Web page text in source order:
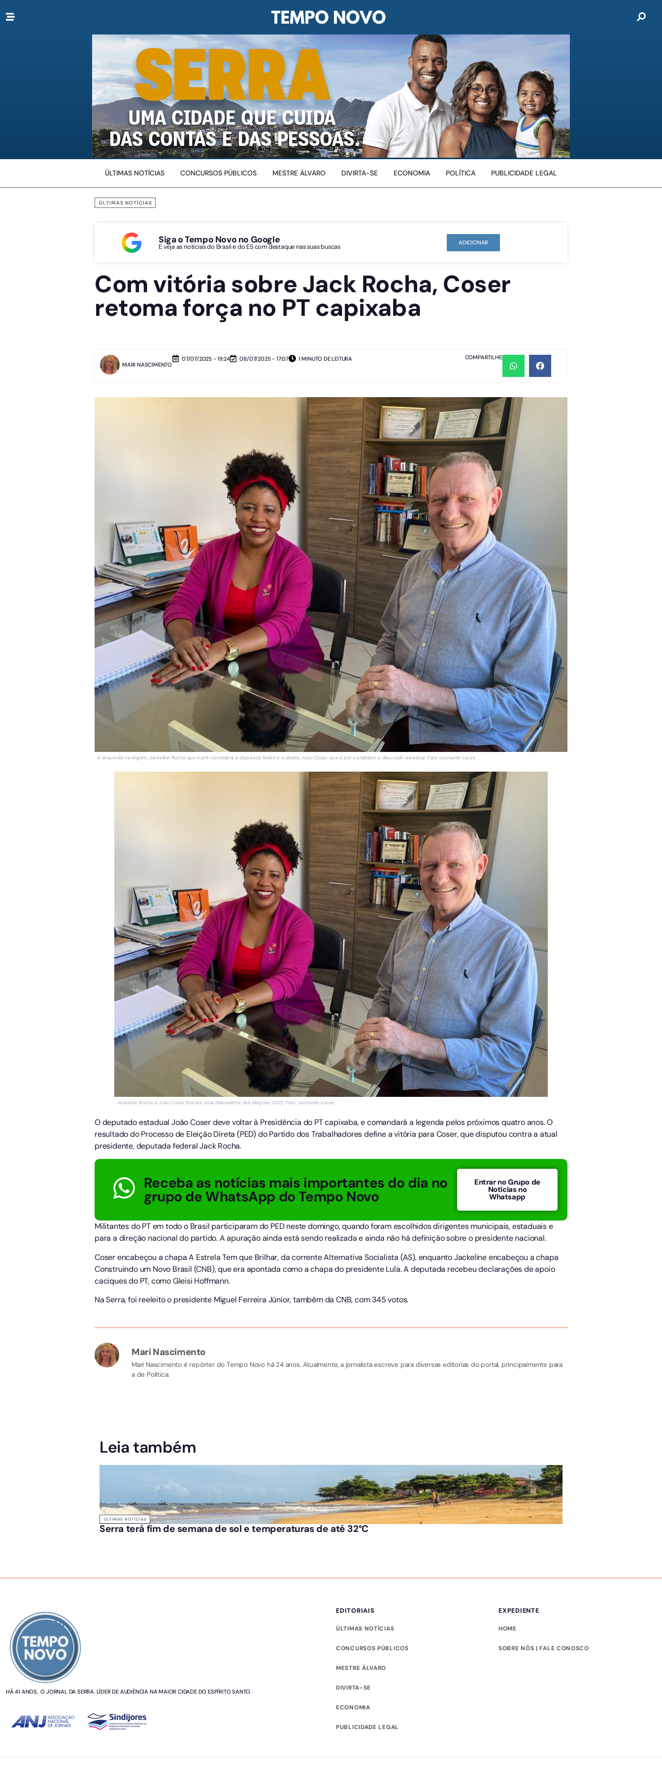
ÚLTIMAS NOTÍCIAS CONCURSOS PÚBLICOS MESTRE ÁLVARO DIVIRTA-SE ECONOMIA POLÍTICA PUBLICIDADE LEGAL
ÚLTIMAS NOTÍCIAS
Siga o Tempo Novo no Google
E veja as notícias do Brasil e do ES com destaque nas suas buscas ADICIONAR
Com vitória sobre Jack Rocha, Coser
retoma força no PT capixaba
MARI NASCIMENTO
07/07/2025 - 19:24 08/07/2025 - 17:07 1 MINUTO DE LEITURA COMPARTILHE:
A esquerda na imgem, Jackeline Rocha que é pré-candidata a deputada federl e a direita, João Coser, que é pré-candidato a deputado estadual. Foto: Leonardo Lucas
Jackeline Rocha e João Coser fizeram uma dobradinha nas eleições 2022. Foto: Leonardo Lucas
O deputado estadual João Coser deve voltar à Presidência do PT capixaba, e comandará a legenda pelos próximos quatro anos. O
resultado do Processo de Eleição Direta (PED) do Partido dos Trabalhadores define a vitória para Coser, que disputou contra a atual
presidente, deputada federal Jack Rocha.
Receba as notícias mais importantes do dia no
grupo de WhatsApp do Tempo Novo
Entrar no Grupo de
Notícias no
Whatsapp
Militantes do PT em todo o Brasil participaram do PED neste domingo, quando foram escolhidos dirigentes municipais, estaduais e
para a direção nacional do partido. A apuração ainda está sendo realizada e ainda não há definição sobre o presidente nacional.
Coser encabeçou a chapa A Estrela Tem que Brilhar, da corrente Alternativa Socialista (AS), enquanto Jackeline encabeçou a chapa
Construindo um Novo Brasil (CNB), que era apontada como a chapa do presidente Lula. A deputada recebeu declarações de apoio
caciques do PT, como Gleisi Hoffmann.
Na Serra, foi reeleito o presidente Miguel Ferreira Júnior, também da CNB, com 345 votos.
Mari Nascimento
Mari Nascimento é repórter do Tempo Novo há 24 anos. Atualmente, a jornalista escreve para diversas editorias do portal, principalmente para
a de Política.
Leia também
ÚLTIMAS NOTÍCIAS
Serra terá fim de semana de sol e temperaturas de até 32°C
HÁ 41 ANOS, O JORNAL DA SERRA. LÍDER DE AUDIÊNCIA NA MAIOR CIDADE DO ESPÍRITO SANTO.
EDITORIAIS
ÚLTIMAS NOTÍCIAS
CONCURSOS PÚBLICOS
MESTRE ÁLVARO
DIVIRTA-SE
ECONOMIA
PUBLICIDADE LEGAL
EXPEDIENTE
HOME
SOBRE NÓS | FALE CONOSCO